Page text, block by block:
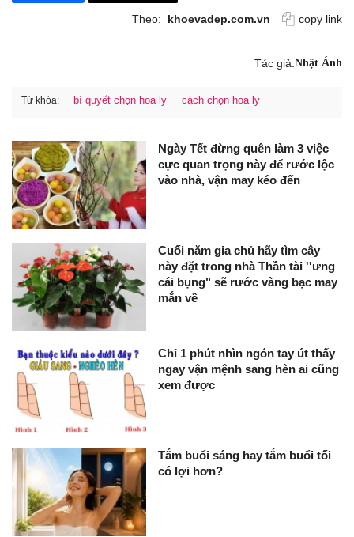
Theo: khoevadep.com.vn copy link
Tác giả:Nhật Ánh
Từ khóa: bí quyết chọn hoa ly cách chọn hoa ly
Ngày Tết đừng quên làm 3 việc
cực quan trọng này để rước lộc
vào nhà, vận may kéo đến
Cuối năm gia chủ hãy tìm cây
này đặt trong nhà Thần tài ''ưng
cái bụng" sẽ rước vàng bạc may
mắn về
Chỉ 1 phút nhìn ngón tay út thấy
ngay vận mệnh sang hèn ai cũng
xem được
Tắm buổi sáng hay tắm buổi tối
có lợi hơn?